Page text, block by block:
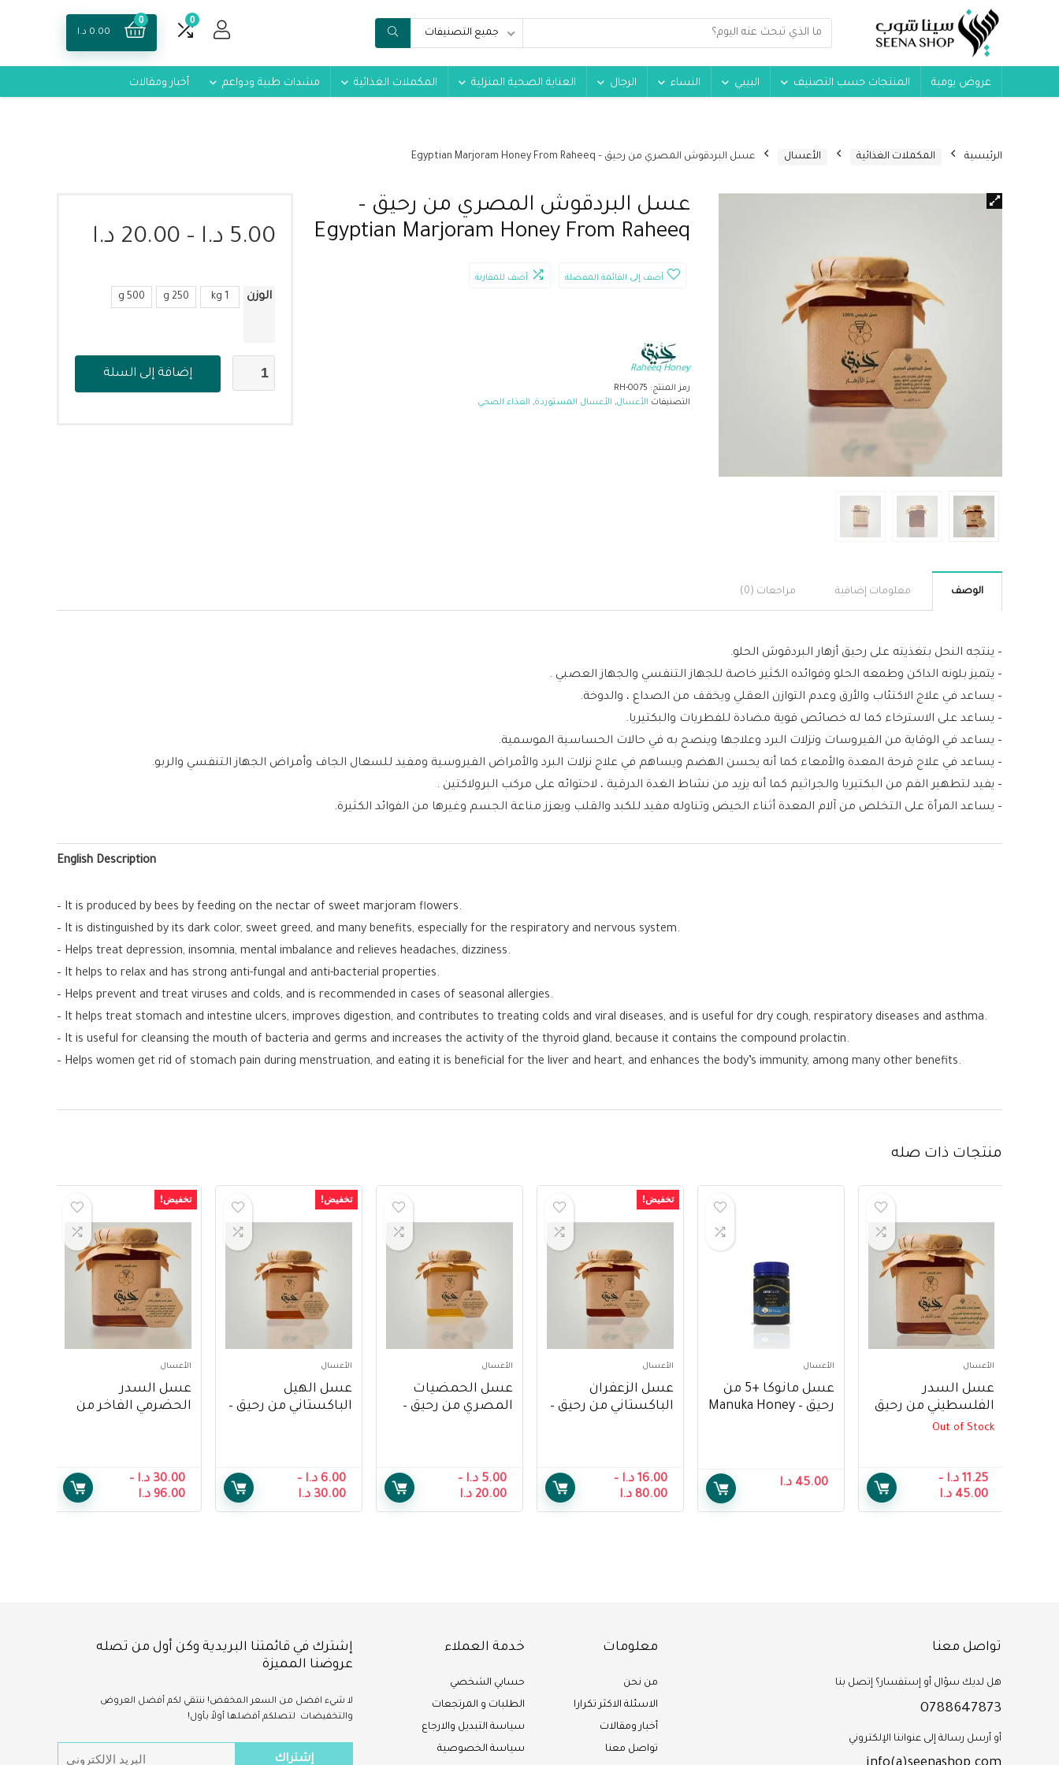
جميع التصنيفات
0
0
0.00 د.ا
عروض يومية المنتجات حسب التصنيف البيبي النساء الرجال العناية الصحية المنزلية المكملات الغذائية مشدات طبية ودواعم أخبار ومقالات
الرئيسية المكملات الغذائية الأعسال عسل البردقوش المصري من رحيق – Egyptian Marjoram Honey From Raheeq
عسل البردقوش المصري من رحيق –
Egyptian Marjoram Honey From Raheeq
أضف إلى القائمة المفضلة أضف للمقارنة
Raheeq Honey
رمز المنتج: RH-0075
التصنيفات الأعسال, الأعسال المستوردة, الغذاء الصحي
5.00 د.ا –
20.00 د.ا
الوزن 1 kg
250 g
500 g
إضافة إلى السلة
الوصف معلومات إضافية مراجعات (0)
– ينتجه النحل بتغذيته على رحيق أزهار البردقوش الحلو.
– يتميز بلونه الداكن وطمعه الحلو وفوائده الكثير خاصة للجهاز التنفسي والجهاز العصبي .
– يساعد في علاج الاكتئاب والأرق وعدم التوازن العقلي ويخفف من الصداع ، والدوخة.
– يساعد على الاسترخاء كما له خصائص قوية مضادة للفطريات والبكتيريا.
– يساعد في الوقاية من الفيروسات ونزلات البرد وعلاجها وينصح به في حالات الحساسية الموسمية.
– يساعد في علاج قرحة المعدة والأمعاء كما أنه يحسن الهضم ويساهم في علاج نزلات البرد والأمراض الفيروسية ومفيد للسعال الجاف وأمراض الجهاز التنفسي والربو.
– يفيد لتطهير الفم من البكتيريا والجراثيم كما أنه يزيد من نشاط الغدة الدرقية ، لاحتوائه على مركب البرولاكتين .
– يساعد المرأة على التخلص من آلام المعدة أثناء الحيض وتناوله مفيد للكبد والقلب ويعزز مناعة الجسم وغيرها من الفوائد الكثيرة.
English Description
– It is produced by bees by feeding on the nectar of sweet marjoram flowers.
– It is distinguished by its dark color, sweet greed, and many benefits, especially for the respiratory and nervous system.
– Helps treat depression, insomnia, mental imbalance and relieves headaches, dizziness.
– It helps to relax and has strong anti-fungal and anti-bacterial properties.
– Helps prevent and treat viruses and colds, and is recommended in cases of seasonal allergies.
– It helps treat stomach and intestine ulcers, improves digestion, and contributes to treating colds and viral diseases, and is useful for dry cough, respiratory diseases and asthma.
– It is useful for cleansing the mouth of bacteria and germs and increases the activity of the thyroid gland, because it contains the compound prolactin.
– Helps women get rid of stomach pain during menstruation, and eating it is beneficial for the liver and heart, and enhances the body’s immunity, among many other benefits.
منتجات ذات صله
الأعسال
عسل السدر
الفلسطيني من رحيق
– Palestinian Sidr
Out of Stock
11.25 د.ا –
45.00 د.ا
الأعسال
عسل مانوكا +5 من
رحيق – Manuka Honey
45.00 د.ا
تخفيض!
الأعسال
عسل الزعفران
الباكستاني من رحيق –
16.00 د.ا –
80.00 د.ا
الأعسال
عسل الحمضيات
المصري من رحيق –
5.00 د.ا –
20.00 د.ا
تخفيض!
الأعسال
عسل الهيل
الباكستاني من رحيق –
6.00 د.ا –
30.00 د.ا
تخفيض!
الأعسال
عسل السدر
الحضرمي الفاخر من
30.00 د.ا –
96.00 د.ا
تواصل معنا
هل لديك سؤال أو إستفسار؟ إتصل بنا
0788647873
أو أرسل رسالة إلى عنواننا الإلكتروني
معلومات
من نحن
الاسئلة الاكثر تكرارا
أخبار ومقالات
تواصل معنا
خدمة العملاء
حسابي الشخصي
الطلبات و المرتجعات
سياسة التبديل والارجاع
سياسة الخصوصية
إشترك في قائمتنا البريدية وكن أول من تصله
عروضنا المميزة
لا شيء افضل من السعر المخفض! ننتقي لكم أفضل العروض
والتخفيضات لتصلكم أفضلها أولاً بأول!